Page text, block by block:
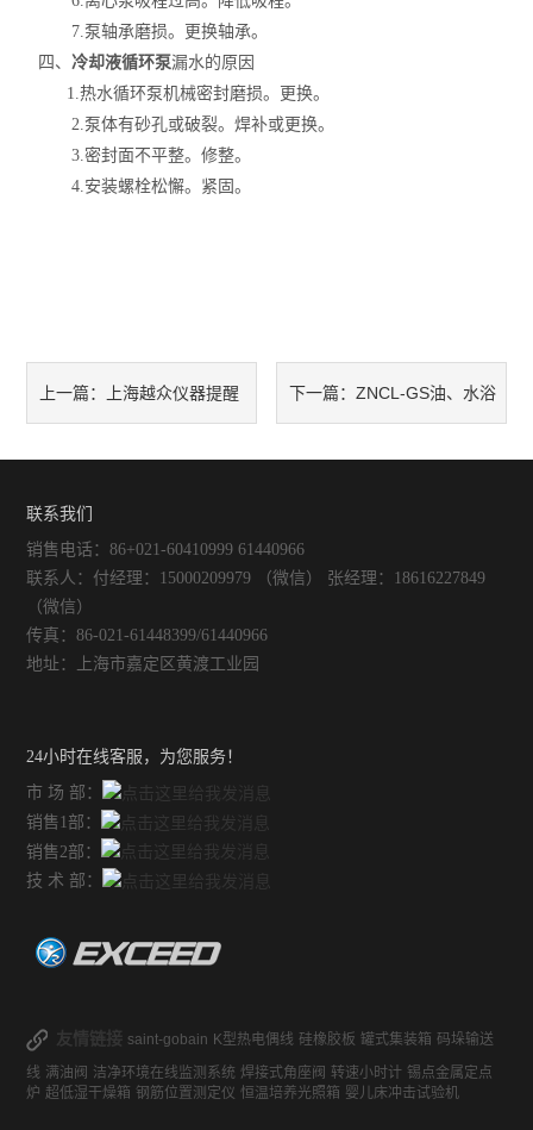
不锈钢常压反应釜
7.泵轴承磨损。更换轴承。
四、冷却液循环泵漏水的原因
1.热水循环泵机械密封磨损。更换。
2.泵体有砂孔或破裂。焊补或更换。
3.密封面不平整。修整。
4.安装螺栓松懈。紧固。
上一篇： 上海越众仪器提醒 下一篇： ZNCL-GS油、水浴
联系我们
销售电话：86+021-60410999 61440966
联系人：付经理：15000209979 （微信） 张经理：18616227849
（微信）
传真：86-021-61448399/61440966
地址：上海市嘉定区黄渡工业园
24小时在线客服，为您服务！
市 场 部：
销售1部：
销售2部：
技 术 部：
友情链接 saint-gobain K型热电偶线 硅橡胶板 罐式集装箱 码垛输送
线 满油阀 洁净环境在线监测系统 焊接式角座阀 转速小时计 锡点金属定点
炉 超低湿干燥箱 钢筋位置测定仪 恒温培养光照箱 婴儿床冲击试验机